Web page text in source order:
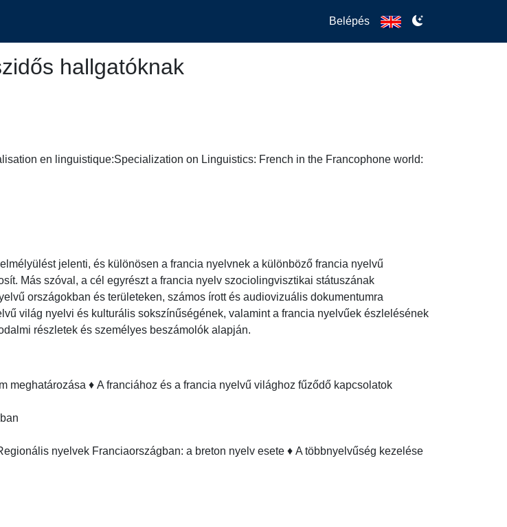
Belépés
hallgatóknak
en linguistique:Specialization on Linguistics: French in the Francophone world:
jelenti, és különösen a francia nyelvnek a különböző francia nyelvű
Más szóval, a cél egyrészt a francia nyelv szociolingvisztikai státuszának
országokban és területeken, számos írott és audiovizuális dokumentumra
világ nyelvi és kulturális sokszínűségének, valamint a francia nyelvűek észlelésének
részletek és személyes beszámolók alapján.
meghatározása ♦ A franciához és a francia nyelvű világhoz fűződő kapcsolatok
nyelvek Franciaországban: a breton nyelv esete ♦ A többnyelvűség kezelése